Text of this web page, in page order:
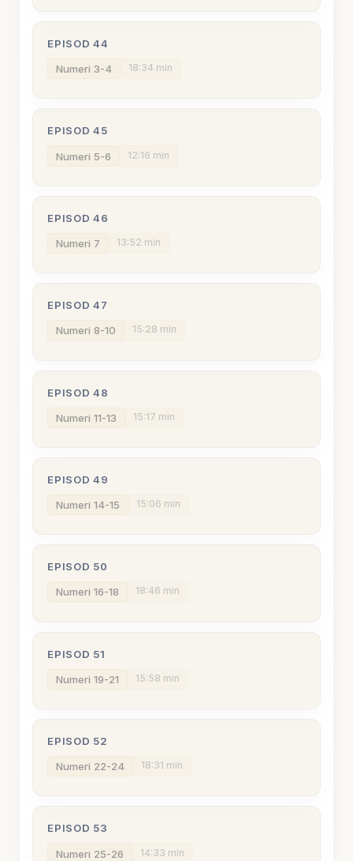
EPISOD 44
Numeri 3-4 18:34 min
EPISOD 45
Numeri 5-6 12:16 min
EPISOD 46
Numeri 7 13:52 min
EPISOD 47
Numeri 8-10 15:28 min
EPISOD 48
Numeri 11-13 15:17 min
EPISOD 49
Numeri 14-15 15:06 min
EPISOD 50
Numeri 16-18 18:46 min
EPISOD 51
Numeri 19-21 15:58 min
EPISOD 52
Numeri 22-24 18:31 min
EPISOD 53
Numeri 25-26 14:33 min